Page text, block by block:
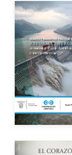
Autor
Año de
eBook